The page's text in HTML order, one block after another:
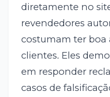
diretamente no
revendedores
costumam ter boa
clientes. Eles
em responder
casos de